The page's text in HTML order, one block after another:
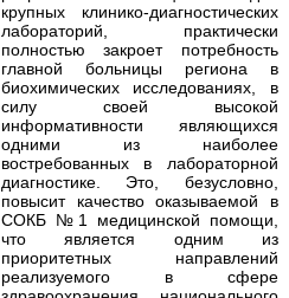
крупных клинико-диагностических
лабораторий, практически
полностью закроет потребность
главной больницы региона в
биохимических исследованиях, в
силу своей высокой
информативности являющихся
одними из наиболее
востребованных в лабораторной
диагностике.
Это, безусловно,
повысит качество оказываемой в
СОКБ №1 медицинской помощи,
что является одним из
приоритетных направлений
реализуемого в сфере